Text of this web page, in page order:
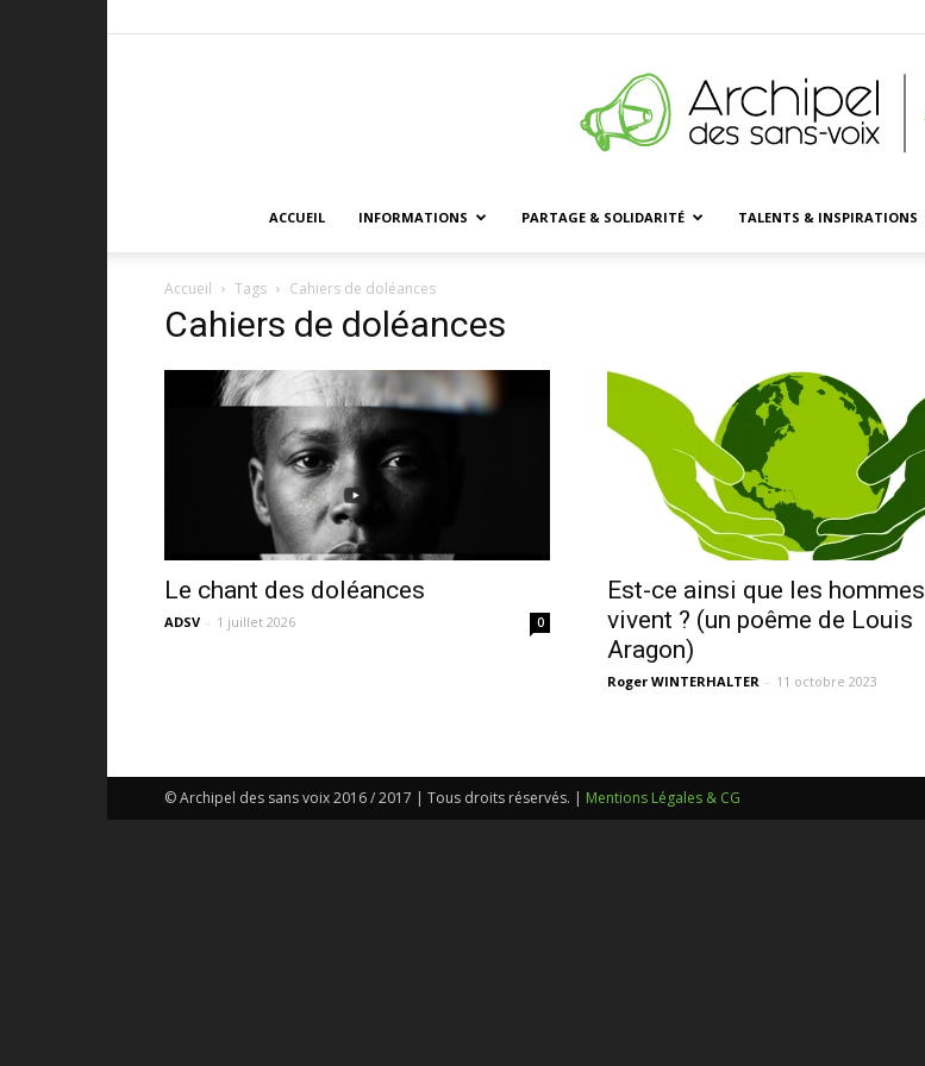
des
sans-
ACCUEIL INFORMATIONS PARTAGE & SOLIDARITÉ TALENTS & INSPIRATIONS
Accueil Tags Cahiers de doléances
Cahiers de doléances
Le chant des doléances
ADSV - 1 juillet 2026 0
Est-ce ainsi que les hommes
vivent ? (un poême de Louis
Aragon)
Roger WINTERHALTER - 11 octobre 2023
© Archipel des sans voix 2016 / 2017 | Tous droits réservés. | Mentions Légales & CG